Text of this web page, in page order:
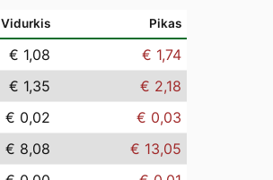
Vidurkis Pikas
€ 1,08
€ 1,74
€ 1,35
€ 2,18
€ 0,02
€ 0,03
€ 8,08
€ 13,05